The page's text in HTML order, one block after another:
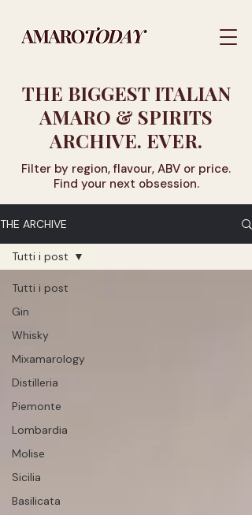
THE BIGGEST ITALIAN
AMARO & SPIRITS
ARCHIVE. EVER.
Filter by region, flavour, ABV or price.
Find your next obsession.
THE ARCHIVE
Tutti i post
Gin
Whisky
Mixamarology
Distilleria
Piemonte
Lombardia
Molise
Sicilia
Basilicata
Tutti i post